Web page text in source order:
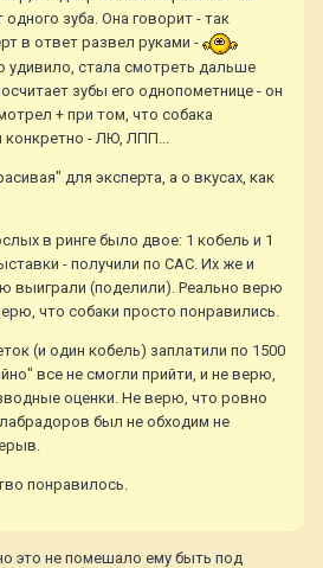
зуба. Она говорит - так
в ответ развел руками -
удивило, стала смотреть дальше
зубы его однопометнице - он
+ при том, что собака
конкретно - ЛЮ, ЛПП...
для эксперта, а о вкусах, как
в ринге было двое: 1 кобель и 1
- получили по САС. Их же и
выиграли (поделили). Реально верю
что собаки просто понравились.
(и один кобель) заплатили по 1500
все не смогли прийти, и не верю,
оценки. Не верю, что ровно
был не обходим не
понравилось.
это не помешало ему быть под